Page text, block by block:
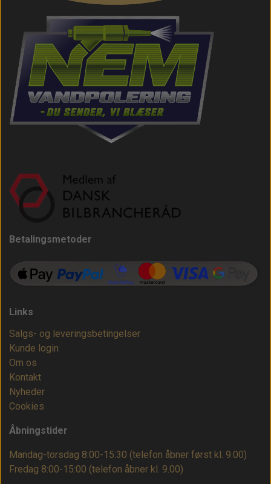
Betalingsmetoder
Links
Salgs- og leveringsbetingelser
Kunde login
Om os
Kontakt
Nyheder
Cookies
Åbningstider
Mandag-torsdag 8:00-15:30 (telefon åbner først kl. 9.00)
Fredag 8:00-15:00 (telefon åbner kl. 9.00)